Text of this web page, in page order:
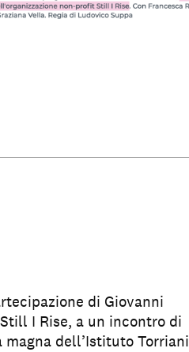
di Giovanni
I Rise, a un incontro di
magna dell’Istituto Torriani